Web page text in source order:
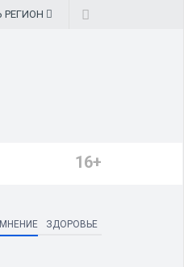
РЕГИОН
16+
МНЕНИЕ ЗДОРОВЬЕ